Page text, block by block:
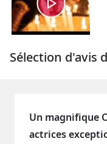
Sélection d'avis
Un magnifique
actrices